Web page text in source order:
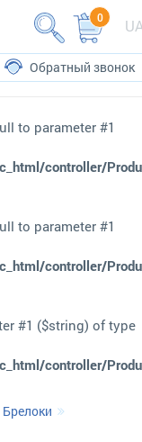
to parameter #1
controller/
to parameter #1
controller/
#1 ($string) of type
controller/
0
Обратный звонок
Брелоки